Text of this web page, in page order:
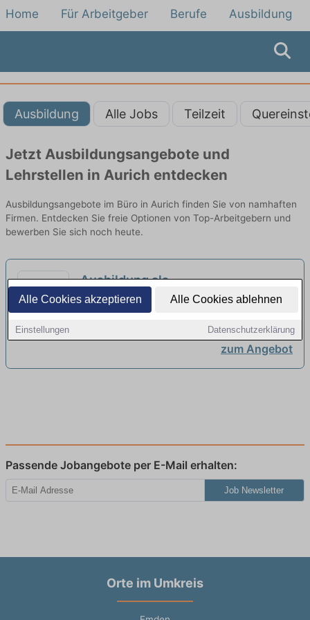
Alle Cookies akzeptieren Alle Cookies ablehnen
Einstellungen Datenschutzerklärung
Home Für Arbeitgeber Berufe Ausbildung
Ausbildung Alle Jobs Teilzeit
Jetzt Ausbildungsangebote und
Lehrstellen in Aurich entdecken
Ausbildungsangebote im Büro in Aurich finden Sie von namhaften
Firmen. Entdecken Sie freie Optionen von Top-Arbeitgebern und
bewerben Sie sich noch heute.
Ausbildung als
Anlagenmechaniker/-in für
Sanitär-, Heizungs-, Klimatechnik -
Azubi - Sichere Ausbild neu
Energie-Systeme-Krallmann |
Westoverledingen
zum Angebot
Passende Jobangebote per E-Mail erhalten:
Job Newsletter
Orte im Umkreis